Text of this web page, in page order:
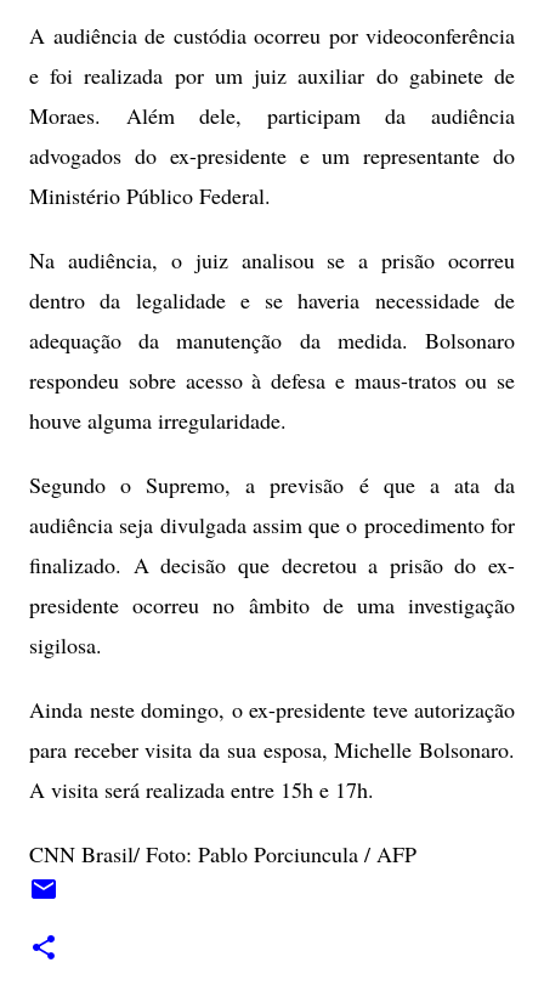
A audiência de custódia ocorreu por videoconferência
e foi realizada por um juiz auxiliar do gabinete de
Moraes. Além dele, participam da audiência
advogados do ex-presidente e um representante do
Ministério Público Federal.
Na audiência, o juiz analisou se a prisão ocorreu
dentro da legalidade e se haveria necessidade de
adequação da manutenção da medida. Bolsonaro
respondeu sobre acesso à defesa e maus-tratos ou se
houve alguma irregularidade.
Segundo o Supremo, a previsão é que a ata da
audiência seja divulgada assim que o procedimento for
finalizado. A decisão que decretou a prisão do ex-
presidente ocorreu no âmbito de uma investigação
sigilosa.
Ainda neste domingo, o ex-presidente teve autorização
para receber visita da sua esposa, Michelle Bolsonaro.
A visita será realizada entre 15h e 17h.
CNN Brasil/ Foto: Pablo Porciuncula / AFP